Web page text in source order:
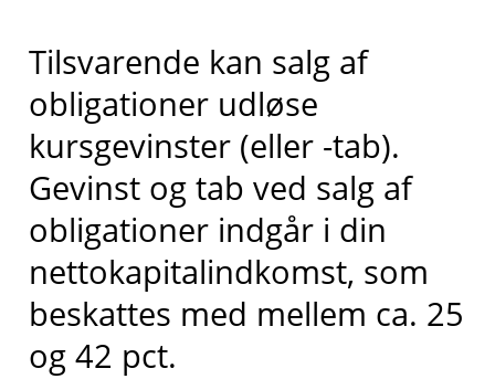
Tilsvarende kan salg af
obligationer udløse
kursgevinster (eller -tab).
Gevinst og tab ved salg af
obligationer indgår i din
nettokapitalindkomst, som
beskattes med mellem ca. 25
og 42 pct.